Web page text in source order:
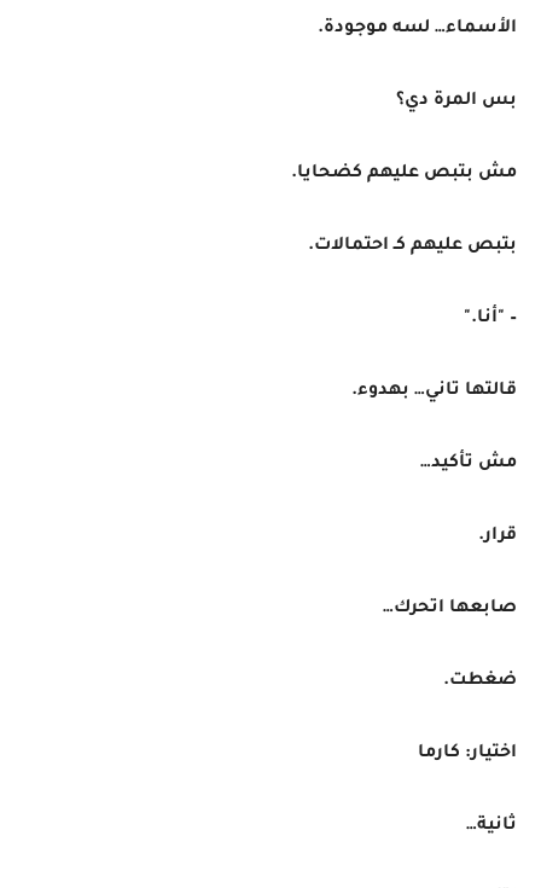
الأسماء… لسه موجودة.
بس المرة دي؟
مش بتبص عليهم كضحايا.
بتبص عليهم كـ احتمالات.
– "أنا."
قالتها تاني… بهدوء.
مش تأكيد…
قرار.
صابعها اتحرك…
ضغطت.
اختيار: كارما
ثانية…